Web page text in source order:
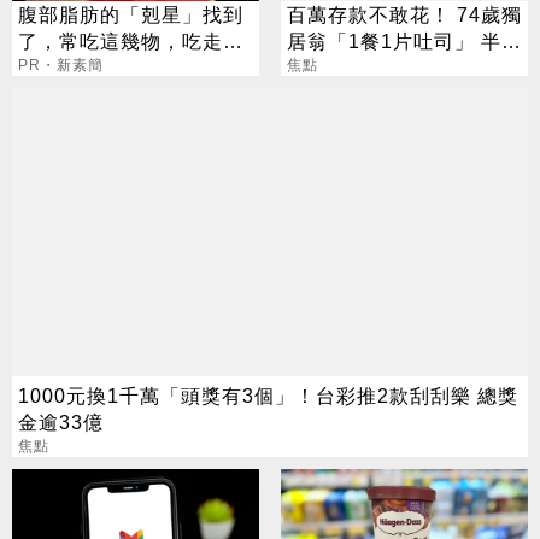
腹部脂肪的「剋星」找到
了，常吃這幾物，吃走大
肚囊，瘦出小蠻腰
PR・新素簡
百萬存款不敢花！ 74歲獨
居翁「1餐1片吐司」 半年
暴瘦嚇壞女兒
焦點
1000元換1千萬「頭獎有3個」！台彩推2款刮刮樂 總獎
金逾33億
焦點